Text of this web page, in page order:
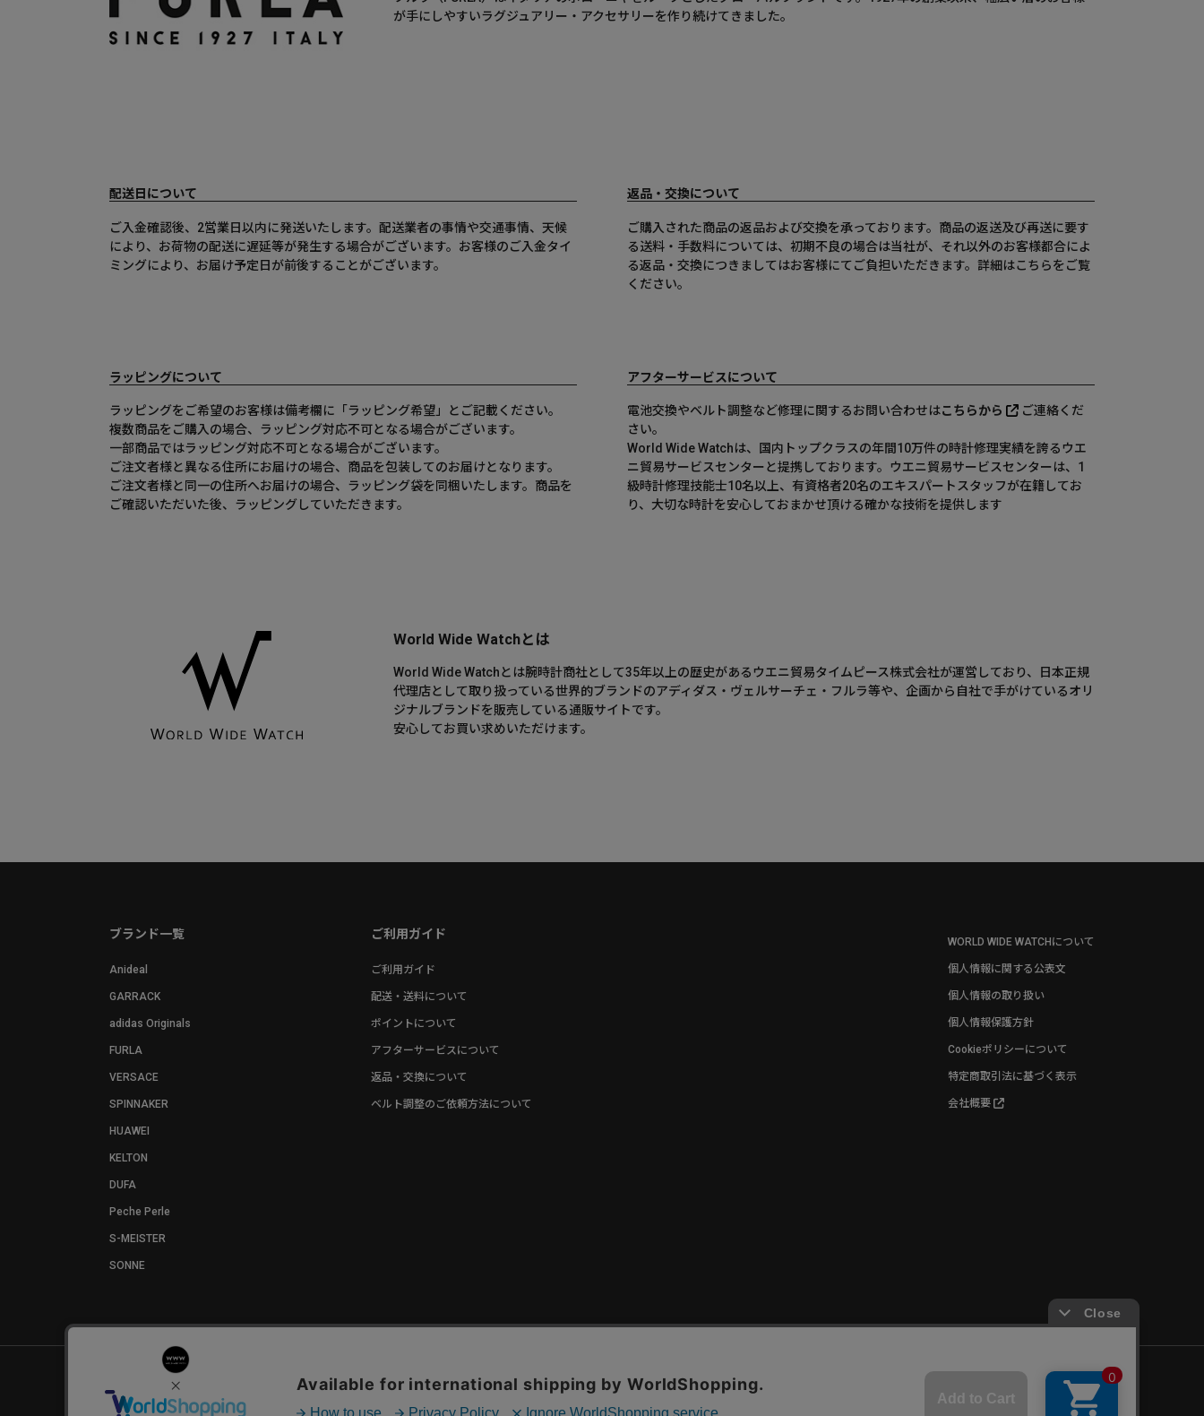
が手にしやすいラグジュアリー・アクセサリーを作り続けてきました。
配送日について
ご入金確認後、2営業日以内に発送いたします。配送業者の事情や交通事情、天候
により、お荷物の配送に遅延等が発生する場合がございます。お客様のご入金タイ
ミングにより、お届け予定日が前後することがございます。
返品・交換について
ご購入された商品の返品および交換を承っております。商品の返送及び再送に要す
る送料・手数料については、初期不良の場合は当社が、それ以外のお客様都合によ
る返品・交換につきましてはお客様にてご負担いただきます。詳細はこちらをご覧
ください。
ラッピングについて
ラッピングをご希望のお客様は備考欄に「ラッピング希望」とご記載ください。
複数商品をご購入の場合、ラッピング対応不可となる場合がございます。
一部商品ではラッピング対応不可となる場合がございます。
ご注文者様と異なる住所にお届けの場合、商品を包装してのお届けとなります。
ご注文者様と同一の住所へお届けの場合、ラッピング袋を同梱いたします。商品を
ご確認いただいた後、ラッピングしていただきます。
アフターサービスについて
電池交換やベルト調整など修理に関するお問い合わせはこちらから
ご連絡くだ
さい。
World Wide Watchは、国内トップクラスの年間10万件の時計修理実績を誇るウエ
ニ貿易サービスセンターと提携しております。ウエニ貿易サービスセンターは、1
級時計修理技能士10名以上、有資格者20名のエキスパートスタッフが在籍してお
り、大切な時計を安心しておまかせ頂ける確かな技術を提供します
World Wide Watchとは
World Wide Watchとは腕時計商社として35年以上の歴史があるウエニ貿易タイムピース株式会社が運営しており、日本正規
代理店として取り扱っている世界的ブランドのアディダス・ヴェルサーチェ・フルラ等や、企画から自社で手がけているオリ
ジナルブランドを販売している通販サイトです。
安心してお買い求めいただけます。
ブランド一覧
Anideal
GARRACK
adidas Originals
FURLA
VERSACE
SPINNAKER
HUAWEI
KELTON
DUFA
Peche Perle
S-MEISTER
SONNE
ご利用ガイド
ご利用ガイド
配送・送料について
ポイントについて
アフターサービスについて
返品・交換について
ベルト調整のご依頼方法について
WORLD WIDE WATCHについて
個人情報に関する公表文
個人情報の取り扱い
個人情報保護方針
Cookieポリシーについて
特定商取引法に基づく表示
会社概要